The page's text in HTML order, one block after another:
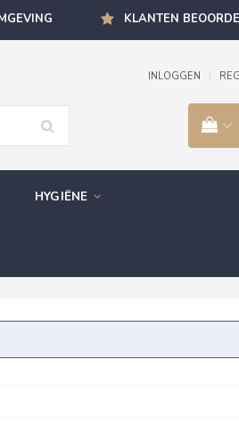
KLANTEN
INLOGGEN
HYGIËNE